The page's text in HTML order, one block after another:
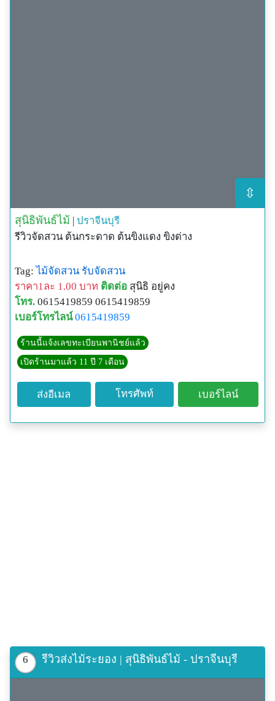
⇳
สุนิธิพันธ์ไม้ | ปราจีนบุรี
รีวิวจัดสวน ต้นกระดาด ต้นขิงแดง ขิงด่าง
Tag:ไม้จัดสวน รับจัดสวน
ราคา1ละ 1.00 บาท ติดต่อ สุนิธิ อยู่คง
โทร. 0615419859 0615419859
เบอร์โทรไลน์ 0615419859
ร้านนี้แจ้งเลขทะเบียนพานิชย์แล้ว
เปิดร้านมาแล้ว 11 ปี 7 เดือน
ส่งอีเมล โทรศัพท์ เบอร์ไลน์
6 รีวิวส่งไม้ระยอง | สุนิธิพันธ์ไม้ - ปราจีนบุรี